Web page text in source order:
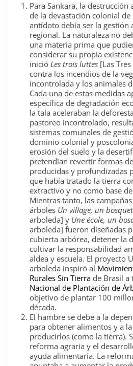
Para Sankara, la
de la devastación colonial
antídoto debía ser la gestión
regional. La naturaleza no
una materia prima que
considerar su propia
inicióLes trois luttes [Las
contra los incendios de la
incontrolada y los animales
Cada una de estas medidas
específica de degradación
la tala aceleraban la
pastoreo incontrolado,
sistemas comunales de
dominio colonial y
erosión del suelo y la
pretendían revertir formas
producidas y profundizadas
que había tratado la tierra
extractivo y no como base
Mientras tanto, las
árboles Un village, un bosquet
arboleda] y Une école, un
arboleda] fueron diseñadas
cubierta arbórea, detener la
cultivar la responsabilidad
aldea y escuela. El proyecto
arboleda inspiró al
Rurales Sin Tierra de Brasil a
Nacional de Plantación de
objetivo de plantar 100
década.
El hambre se debe a la
para obtener alimentos y a
producirlos (como la tierra).
reforma agraria y el
ayuda alimentaria. La